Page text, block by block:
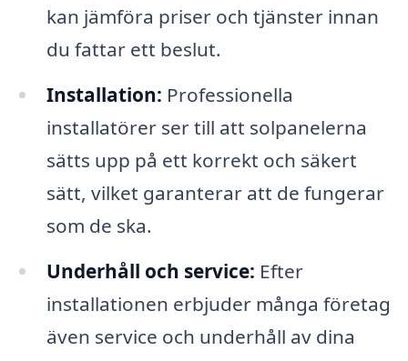
kan jämföra priser och tjänster innan
du fattar ett beslut.
Installation: Professionella
installatörer ser till att solpanelerna
sätts upp på ett korrekt och säkert
sätt, vilket garanterar att de fungerar
som de ska.
Underhåll och service: Efter
installationen erbjuder många företag
även service och underhåll av dina